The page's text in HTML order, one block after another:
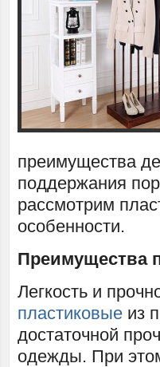
преимущества
поддержания
рассмотрим
особенности.
Преимущества
Легкость и
пластиковые из
достаточной
одежды. При